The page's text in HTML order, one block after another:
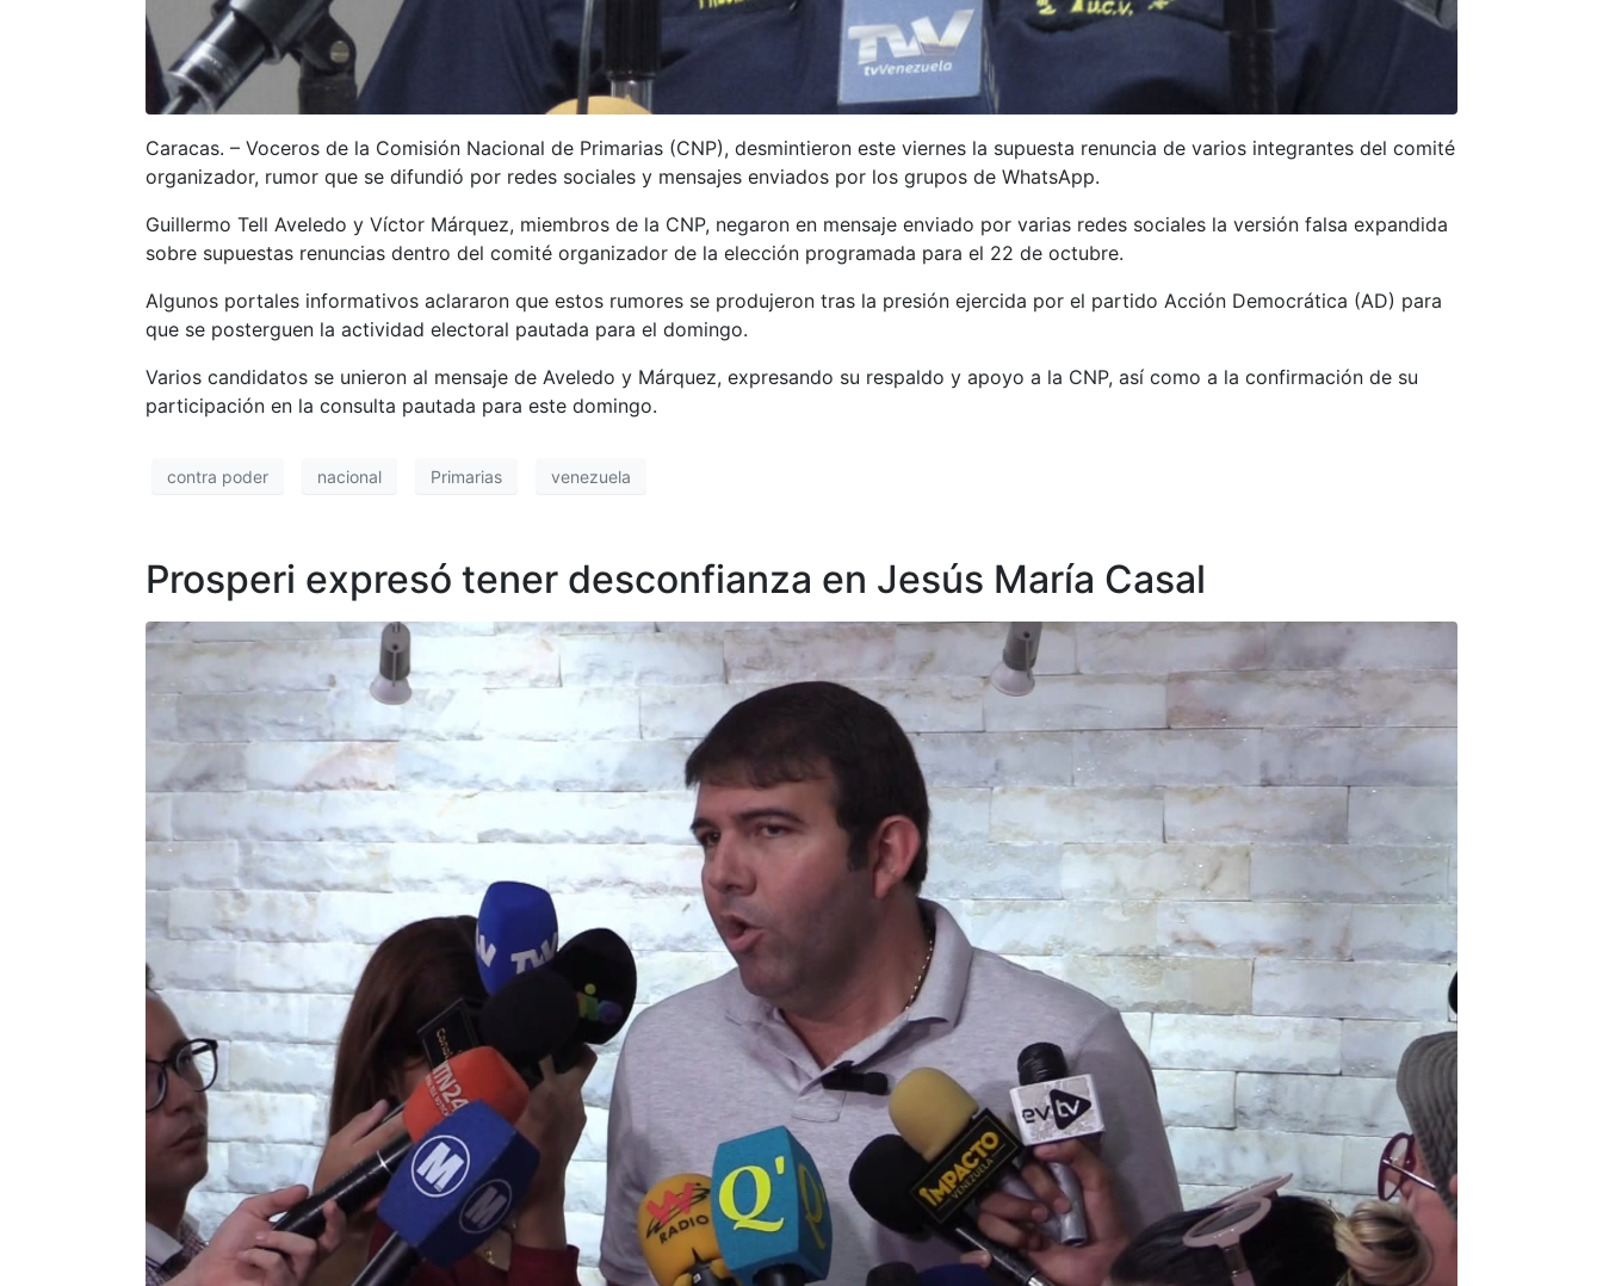
Caracas. – Voceros de la Comisión Nacional de Primarias (CNP), desmintieron este viernes la supuesta renuncia de varios integrantes del comité
organizador, rumor que se difundió por redes sociales y mensajes enviados por los grupos de WhatsApp.
Guillermo Tell Aveledo y Víctor Márquez, miembros de la CNP, negaron en mensaje enviado por varias redes sociales la versión falsa expandida
sobre supuestas renuncias dentro del comité organizador de la elección programada para el 22 de octubre.
Algunos portales informativos aclararon que estos rumores se produjeron tras la presión ejercida por el partido Acción Democrática (AD) para
que se posterguen la actividad electoral pautada para el domingo.
Varios candidatos se unieron al mensaje de Aveledo y Márquez, expresando su respaldo y apoyo a la CNP, así como a la confirmación de su
participación en la consulta pautada para este domingo.
contra poder nacional Primarias venezuela
Prosperi expresó tener desconfianza en Jesús María Casal